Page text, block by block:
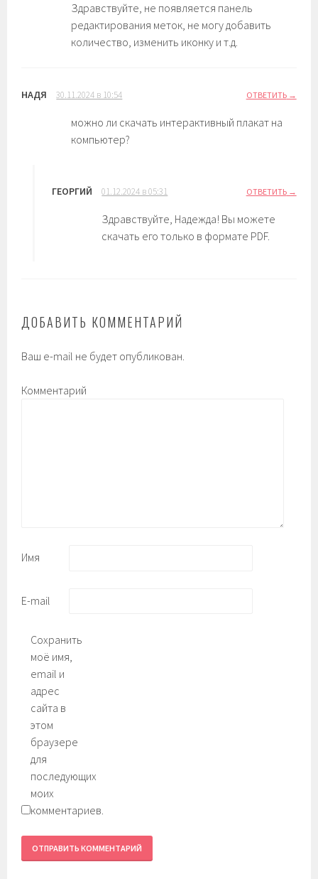
Здравствуйте, не появляется панель
редактирования меток, не могу добавить
количество, изменить иконку и т.д.
НАДЯ 30.11.2024 в 10:54 ОТВЕТИТЬ
можно ли скачать интерактивный плакат на
компьютер?
ГЕОРГИЙ 01.12.2024 в 05:31 ОТВЕТИТЬ
Здравствуйте, Надежда! Вы можете
скачать его только в формате PDF.
ДОБАВИТЬ КОММЕНТАРИЙ
Ваш e-mail не будет опубликован.
Комментарий
Имя
E-mail
Сохранить
моё имя,
email и
адрес
сайта в
этом
браузере
для
последующих
моих
комментариев.